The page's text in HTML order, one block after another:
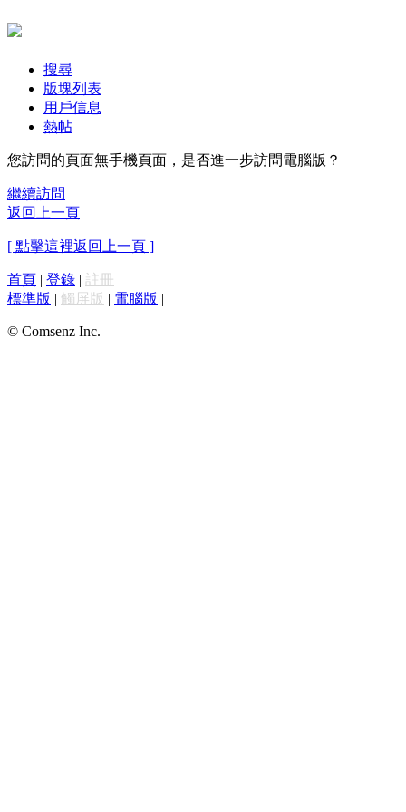
搜尋
版塊列表
用戶信息
熱帖
您訪問的頁面無手機頁面，是否進一步訪問電腦版？
繼續訪問
返回上一頁
[ 點擊這裡返回上一頁 ]
首頁 | 登錄 | 註冊
標準版 | 觸屏版 | 電腦版 |
© Comsenz Inc.